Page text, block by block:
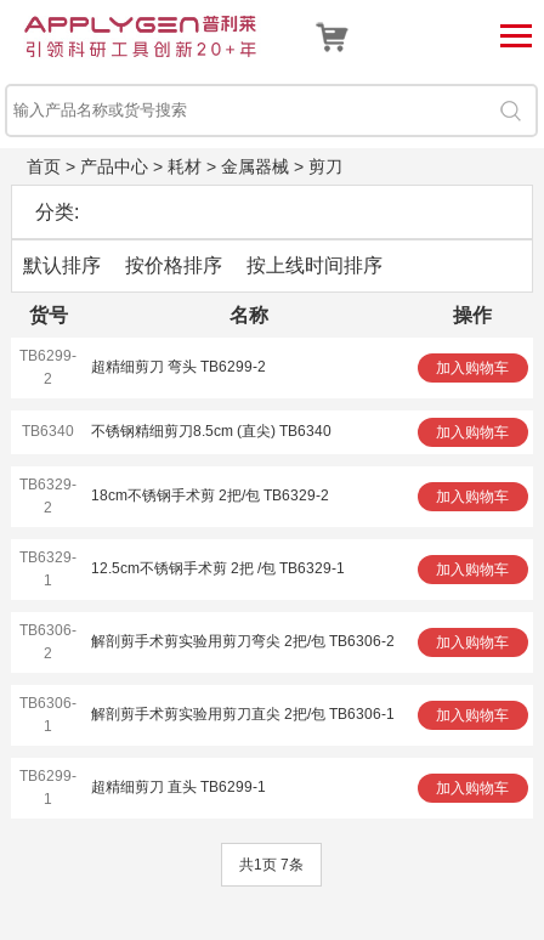
首页> 产品中心> 耗材> 金属器械> 剪刀
分类:
默认排序 按价格排序 按上线时间排序
货号 名称 操作
TB6299-
2
超精细剪刀 弯头 TB6299-2 加入购物车
TB6340 不锈钢精细剪刀8.5cm (直尖) TB6340 加入购物车
TB6329-
2
18cm不锈钢手术剪 2把/包 TB6329-2 加入购物车
TB6329-
1
12.5cm不锈钢手术剪 2把 /包 TB6329-1 加入购物车
TB6306-
2
解剖剪手术剪实验用剪刀弯尖 2把/包 TB6306-2 加入购物车
TB6306-
1
解剖剪手术剪实验用剪刀直尖 2把/包 TB6306-1 加入购物车
TB6299-
1
超精细剪刀 直头 TB6299-1 加入购物车
共1页 7条